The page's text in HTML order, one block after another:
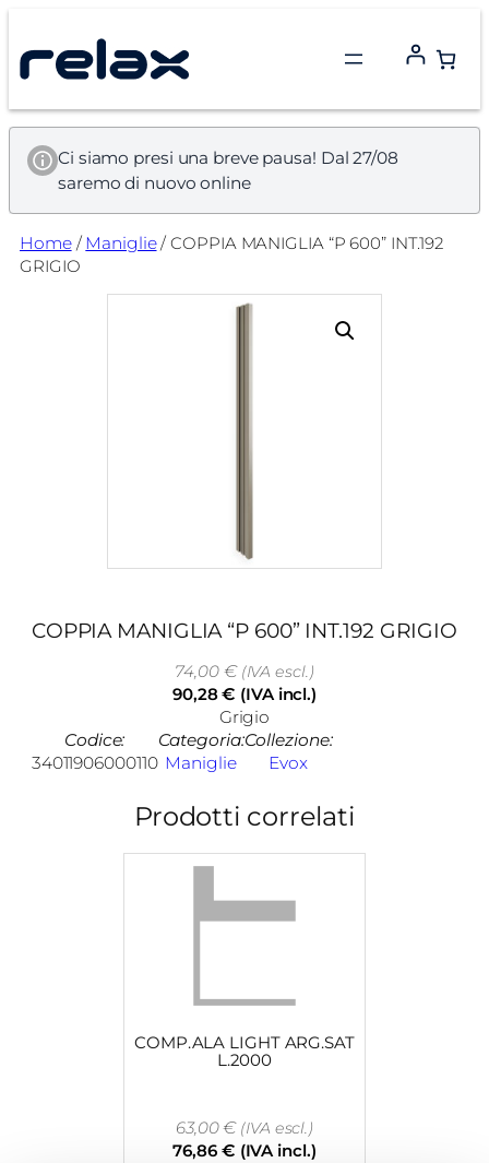
contenuto
Ci siamo presi una breve pausa! Dal 27/08
saremo di nuovo online
Home/Maniglie/ COPPIA MANIGLIA “P 600” INT.192
GRIGIO
COPPIA MANIGLIA “P 600” INT.192 GRIGIO
74,00 €(IVA escl.)
90,28€ (IVA incl.)
Grigio
Codice:
34011906000110
Categoria:
Maniglie
Collezione:
Evox
Prodotti correlati
COMP.ALA LIGHT ARG.SAT
L.2000
63,00€(IVA escl.)
76,86 € (IVA incl.)